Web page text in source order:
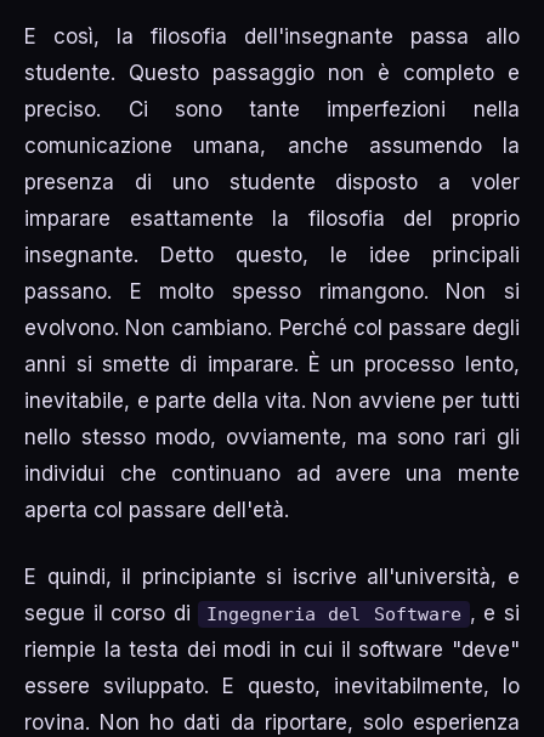
E così, la filosofia dell'insegnante passa allo
studente. Questo passaggio non è completo e
preciso. Ci sono tante imperfezioni nella
comunicazione umana, anche assumendo la
presenza di uno studente disposto a voler
imparare esattamente la filosofia del proprio
insegnante. Detto questo, le idee principali
passano. E molto spesso rimangono. Non si
evolvono. Non cambiano. Perché col passare degli
anni si smette di imparare. È un processo lento,
inevitabile, e parte della vita. Non avviene per tutti
nello stesso modo, ovviamente, ma sono rari gli
individui che continuano ad avere una mente
aperta col passare dell'età.
E quindi, il principiante si iscrive all'università, e
segue il corso di
Ingegneria del Software , e si
riempie la testa dei modi in cui il software "deve"
essere sviluppato. E questo, inevitabilmente, lo
rovina. Non ho dati da riportare, solo esperienza